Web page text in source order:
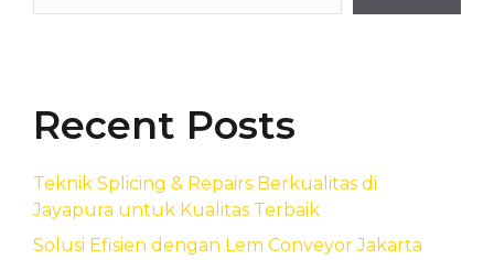
Recent Posts
Teknik Splicing & Repairs Berkualitas di
Jayapura untuk Kualitas Terbaik
Solusi Efisien dengan Lem Conveyor Jakarta